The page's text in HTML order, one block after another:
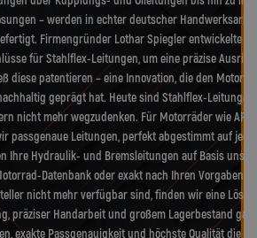
– werden in echter deutscher
Firmengründer Lothar Spiegler entwickelte
für Stahlflex-Leitungen, um eine präzise
diese patentieren – eine Innovation, die den
geprägt hat. Heute sind Stahlflex-Leitungen
nicht mehr wegzudenken. Für Motorräder wie
passgenaue Leitungen, perfekt abgestimmt auf
Ihre Hydraulik- und Bremsleitungen auf Basis
Datenbank oder exakt nach Ihren Vorgaben.
nicht mehr verfügbar sind, finden wir eine
präziser Handarbeit und großem Lagerbestand
exakte Passgenauigkeit und höchste Qualität die